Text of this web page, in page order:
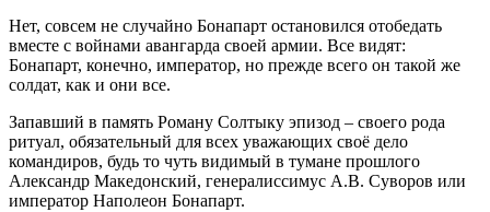
Нет, совсем не случайно Бонапарт остановился отобедать
вместе с войнами авангарда своей армии. Все видят:
Бонапарт, конечно, император, но прежде всего он такой же
солдат, как и они все.
Запавший в память Роману Солтыку эпизод – своего рода
ритуал, обязательный для всех уважающих своё дело
командиров, будь то чуть видимый в тумане прошлого
Александр Македонский, генералиссимус А.В. Суворов или
император Наполеон Бонапарт.